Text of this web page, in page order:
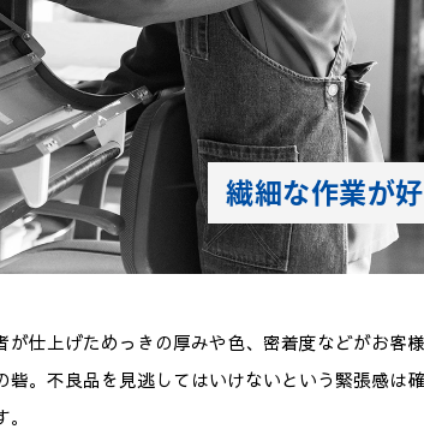
繊細な作業が
が仕上げためっきの厚みや色、密着度などがお
砦。不良品を見逃してはいけないという緊張感